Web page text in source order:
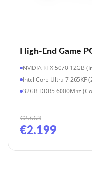
High-End Game
Intel Core Ultra 7 265KF
32GB DDR5 6000Mhz
€2.663
€2.199